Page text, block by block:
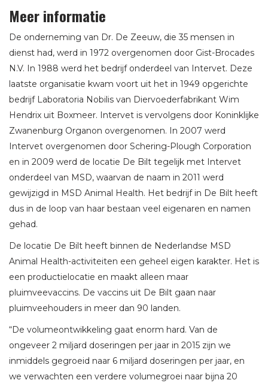
Meer informatie
De onderneming van Dr. De Zeeuw, die 35 mensen in
dienst had, werd in 1972 overgenomen door Gist-Brocades
N.V. In 1988 werd het bedrijf onderdeel van Intervet. Deze
laatste organisatie kwam voort uit het in 1949 opgerichte
bedrijf Laboratoria Nobilis van Diervoederfabrikant Wim
Hendrix uit Boxmeer. Intervet is vervolgens door Koninklijke
Zwanenburg Organon overgenomen. In 2007 werd
Intervet overgenomen door Schering-Plough Corporation
en in 2009 werd de locatie De Bilt tegelijk met Intervet
onderdeel van MSD, waarvan de naam in 2011 werd
gewijzigd in MSD Animal Health. Het bedrijf in De Bilt heeft
dus in de loop van haar bestaan veel eigenaren en namen
gehad.
De locatie De Bilt heeft binnen de Nederlandse MSD
Animal Health-activiteiten een geheel eigen karakter. Het is
een productielocatie en maakt alleen maar
pluimveevaccins. De vaccins uit De Bilt gaan naar
pluimveehouders in meer dan 90 landen.
“De volumeontwikkeling gaat enorm hard. Van de
ongeveer 2 miljard doseringen per jaar in 2015 zijn we
inmiddels gegroeid naar 6 miljard doseringen per jaar, en
we verwachten een verdere volumegroei naar bijna 20